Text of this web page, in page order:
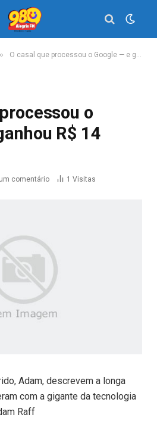
» O casal que processou o Google — e ganhou R$ 14 bilhões
o
R$ 14
comentário 1 Visitas
Adam, descrevem a longa
com a gigante da tecnologia
Raff